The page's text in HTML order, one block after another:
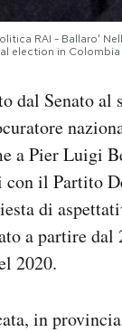
RAI - Ballaro'
election in
dal Senato
a Pier Luigi
il Partito
di
a partire
2020.
in